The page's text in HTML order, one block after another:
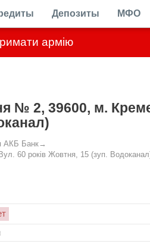
армію
Депозиты МФО
№ 2, 39600, м.
АКБ Банк→
60 років Жовтня, 15 (зуп.